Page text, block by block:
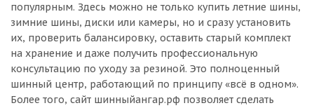
популярным. Здесь можно не только купить летние шины,
зимние шины, диски или камеры, но и сразу установить
их, проверить балансировку, оставить старый комплект
на хранение и даже получить профессиональную
консультацию по уходу за резиной. Это полноценный
шинный центр, работающий по принципу «всё в одном».
Более того, сайт шинныйангар.рф позволяет сделать